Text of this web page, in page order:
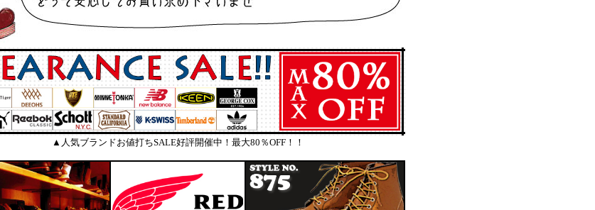
▲人気ブランドお値打ちSALE好評開催中！最大80％OFF！！